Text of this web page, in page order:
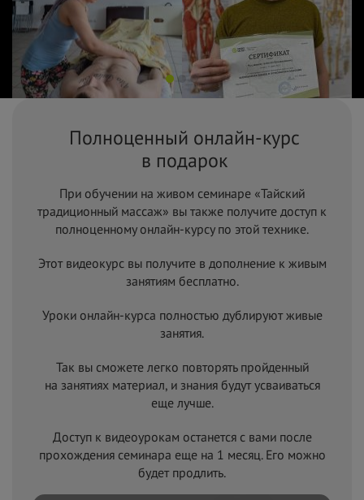
Полноценный онлайн-курс
в подарок
При обучении на живом семинаре «Тайский
традиционный массаж» вы также получите доступ к
полноценному онлайн-курсу по этой технике.
Этот видеокурс вы получите в дополнение к живым
занятиям бесплатно.
Уроки онлайн-курса полностью дублируют живые
занятия.
Так вы сможете легко повторять пройденный
на занятиях материал, и знания будут усваиваться
еще лучше.
Доступ к видеоурокам останется с вами после
прохождения семинара еще на 1 месяц. Его можно
будет продлить.